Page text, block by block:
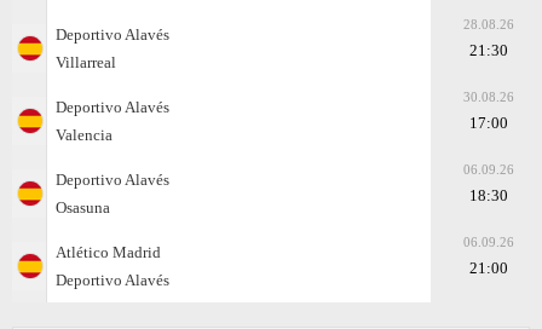
Deportivo Alavés
Villarreal
28.08.26
21:30
Deportivo Alavés
Valencia
30.08.26
17:00
Deportivo Alavés
Osasuna
06.09.26
18:30
Atlético Madrid
Deportivo Alavés
06.09.26
21:00